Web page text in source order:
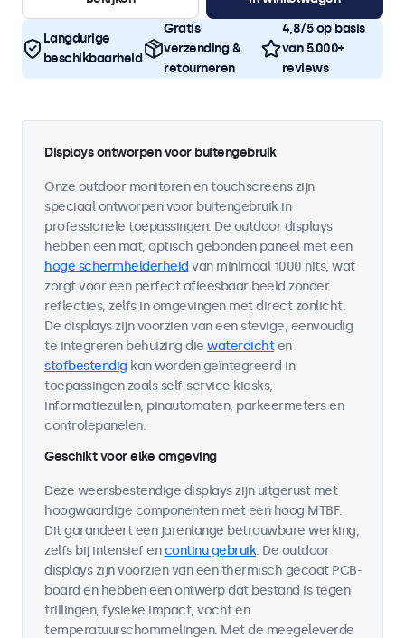
Langdurige
beschikbaarheid
Gratis
verzending &
retourneren
4,8/5 op basis
van 5.000+
reviews
Displays ontworpen voor buitengebruik
Onze outdoor monitoren en touchscreens zijn
speciaal ontworpen voor buitengebruik in
professionele toepassingen. De outdoor displays
hebben een mat, optisch gebonden paneel met een
hoge schermhelderheid van minimaal 1000 nits, wat
zorgt voor een perfect afleesbaar beeld zonder
reflecties, zelfs in omgevingen met direct zonlicht.
De displays zijn voorzien van een stevige, eenvoudig
te integreren behuizing die waterdichten
stofbestendig kan worden geïntegreerd in
toepassingen zoals self-service kiosks,
informatiezuilen, pinautomaten, parkeermeters en
controlepanelen.
Geschikt voor elke omgeving
Deze weersbestendige displays zijn uitgerust met
hoogwaardige componenten met een hoog MTBF.
Dit garandeert een jarenlange betrouwbare werking,
zelfs bij intensief encontinu gebruik. De outdoor
displays zijn voorzien van een thermisch gecoat PCB-
board en hebben een ontwerp dat bestand is tegen
trillingen, fysieke impact, vocht en
temperatuurschommelingen. Met de meegeleverde